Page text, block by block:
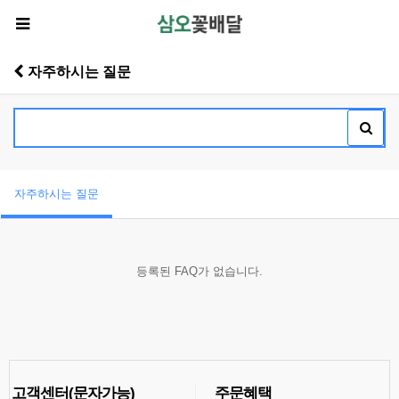
자주하시는 질문
자주하시는 질문
등록된 FAQ가 없습니다.
고객센터(문자가능) 주문혜택